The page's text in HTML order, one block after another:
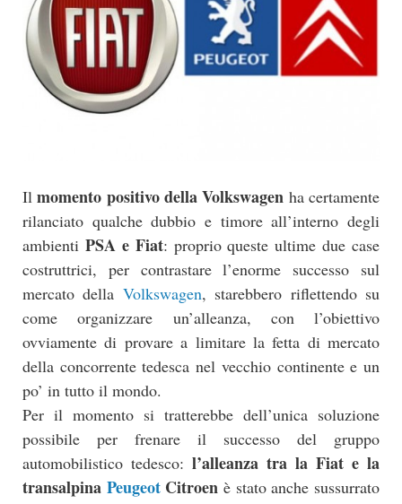
Ilmomento positivo della Volkswagen ha certamente
rilanciato qualche dubbio e timore all’interno degli
ambienti PSA e Fiat: proprio queste ultime due case
costruttrici, per contrastare l’enorme successo sul
mercato della Volkswagen, starebbero riflettendo su
come organizzare un’alleanza, con l’obiettivo
ovviamente di provare a limitare la fetta di mercato
della concorrente tedesca nel vecchio continente e un
po’ in tutto il mondo.
Per il momento si tratterebbe dell’unica soluzione
possibile per frenare il successo del gruppo
automobilistico tedesco: l’alleanza tra la Fiat e la
transalpina PeugeotCitroenè stato anche sussurrato